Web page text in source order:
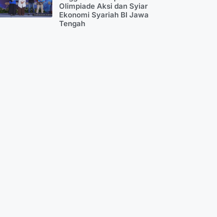
Olimpiade Aksi dan Syiar
Ekonomi Syariah BI Jawa
Tengah